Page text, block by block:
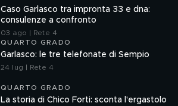
Caso Garlasco tra impronta 33 e dna:
consulenze a confronto
03 ago | Rete 4
QUARTO GRADO
Garlasco: le tre telefonate di Sempio
24 lug | Rete 4
QUARTO GRADO
La storia di Chico Forti: sconta l'ergastolo